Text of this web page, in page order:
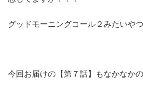
グッドモーニングコール２みたいや
今回お届けの【第７話】もなかなか